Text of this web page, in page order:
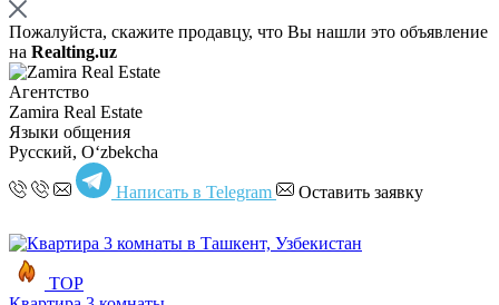
Пожалуйста, скажите продавцу, что Вы нашли это объявление
на Realting.uz
Агентство
Zamira Real Estate
Языки общения
Русский, Oʻzbekcha
Написать в Telegram Оставить заявку
TOP